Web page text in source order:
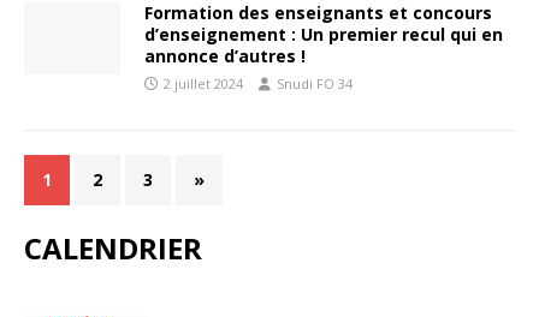
Formation des enseignants et concours
d’enseignement : Un premier recul qui en
annonce d’autres !
2 juillet 2024 Snudi FO 34
1 2 3 »
CALENDRIER